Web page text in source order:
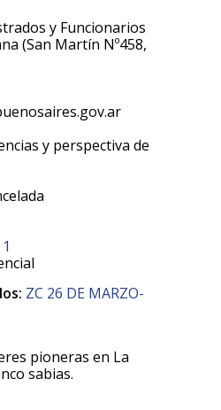
y Funcionarios
(San Martín Nº458,
y perspectiva de
1
ZC 26 DE MARZO-
pioneras en La
sabias.